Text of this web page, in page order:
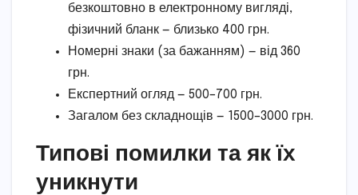
безкоштовно в електронному вигляді,
фізичний бланк — близько 400 грн.
Номерні знаки (за бажанням) — від 360
грн.
Експертний огляд — 500–700 грн.
Загалом без складнощів — 1500–3000 грн.
Типові помилки та як їх
уникнути